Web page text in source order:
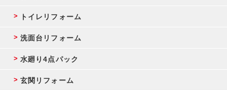
トイレリフォーム
洗面台リフォーム
水廻り4点パック
玄関リフォーム